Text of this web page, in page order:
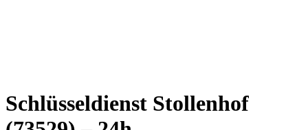
Schlüsseldienst Stollenhof